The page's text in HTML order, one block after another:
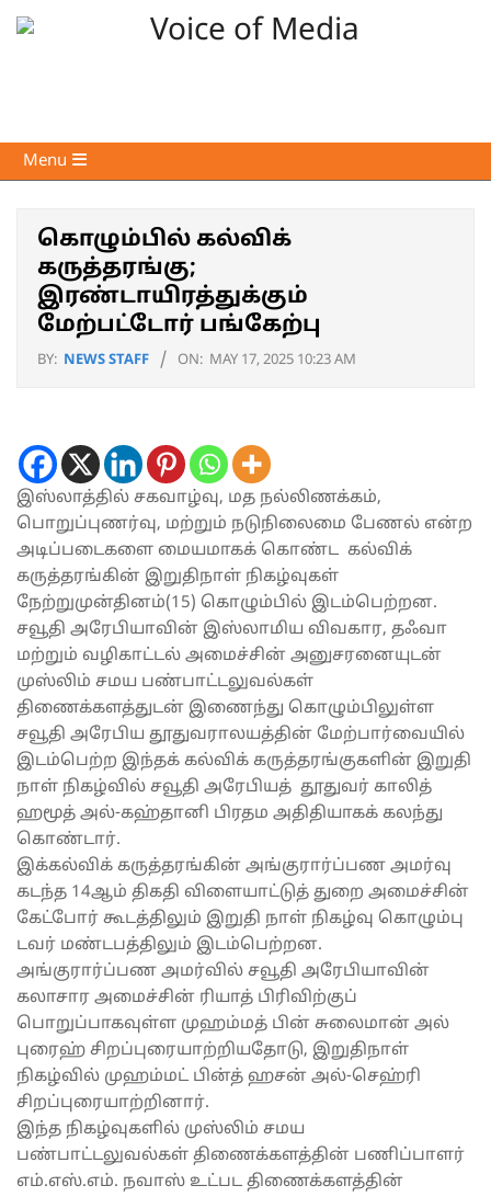
Skip
Voice
of
Primary
Navigation
Menu
கொழும்பில் கல்விக்
கருத்தரங்கு;
இரண்டாயிரத்துக்கும்
மேற்பட்டோர் பங்கேற்பு
BY: NEWS STAFF ON: MAY 17, 2025 10:23 AM
இஸ்லாத்தில் சகவாழ்வு, மத நல்லிணக்கம்,
பொறுப்புணர்வு, மற்றும் நடுநிலைமை பேணல் என்ற
அடிப்படைகளை மையமாகக் கொண்ட கல்விக்
கருத்தரங்கின் இறுதிநாள் நிகழ்வுகள்
நேற்றுமுன்தினம்(15) கொழும்பில் இடம்பெற்றன.
சவூதி அரேபியாவின் இஸ்லாமிய விவகார, தஃவா
மற்றும் வழிகாட்டல் அமைச்சின் அனுசரனையுடன்
முஸ்லிம் சமய பண்பாட்டலுவல்கள்
திணைக்களத்துடன் இணைந்து கொழும்பிலுள்ள
சவூதி அரேபிய தூதுவராலயத்தின் மேற்பார்வையில்
இடம்பெற்ற இந்தக் கல்விக் கருத்தரங்குகளின் இறுதி
நாள் நிகழ்வில் சவூதி அரேபியத் தூதுவர் காலித்
ஹமூத் அல்-கஹ்தானி பிரதம அதிதியாகக் கலந்து
கொண்டார்.
இக்கல்விக் கருத்தரங்கின் அங்குரார்ப்பண அமர்வு
கடந்த 14ஆம் திகதி விளையாட்டுத் துறை அமைச்சின்
கேட்போர் கூடத்திலும் இறுதி நாள் நிகழ்வு கொழும்பு
டவர் மண்டபத்திலும் இடம்பெற்றன.
அங்குரார்ப்பண அமர்வில் சவூதி அரேபியாவின்
கலாசார அமைச்சின் ரியாத் பிரிவிற்குப்
பொறுப்பாகவுள்ள முஹம்மத் பின் சுலைமான் அல்
புரைஹ் சிறப்புரையாற்றியதோடு, இறுதிநாள்
நிகழ்வில் முஹம்மட் பின்த் ஹசன் அல்-செஹ்ரி
சிறப்புரையாற்றினார்.
இந்த நிகழ்வுகளில் முஸ்லிம் சமய
பண்பாட்டலுவல்கள் திணைக்களத்தின் பணிப்பாளர்
எம்.எஸ்.எம். நவாஸ் உட்பட திணைக்களத்தின்